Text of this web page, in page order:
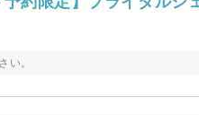
い。